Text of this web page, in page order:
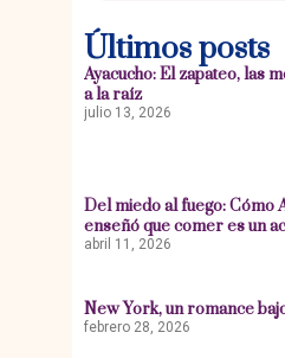
Últimos posts
Ayacucho: El zapateo, las
a la raíz
julio 13, 2026
Del miedo al fuego: Cómo
enseñó que comer es un
abril 11, 2026
New York, un romance
febrero 28, 2026